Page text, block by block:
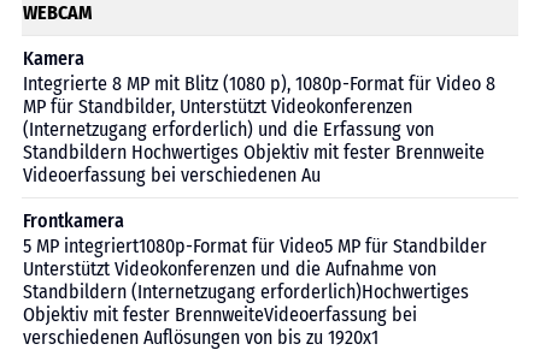
WEBCAM
Kamera
Integrierte 8 MP mit Blitz (1080 p), 1080p-Format für Video 8
MP für Standbilder, Unterstützt Videokonferenzen
(Internetzugang erforderlich) und die Erfassung von
Standbildern Hochwertiges Objektiv mit fester Brennweite
Videoerfassung bei verschiedenen Au
Frontkamera
5 MP integriert1080p-Format für Video5 MP für Standbilder
Unterstützt Videokonferenzen und die Aufnahme von
Standbildern (Internetzugang erforderlich)Hochwertiges
Objektiv mit fester BrennweiteVideoerfassung bei
verschiedenen Auflösungen von bis zu 1920x1